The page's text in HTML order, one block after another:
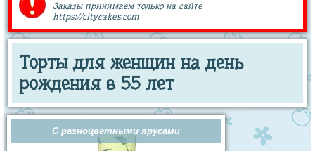
Заказы принимаем только на сайте
https://citycakes.com
Торты для женщин на день
рождения в 55 лет
С разноцветными ярусами